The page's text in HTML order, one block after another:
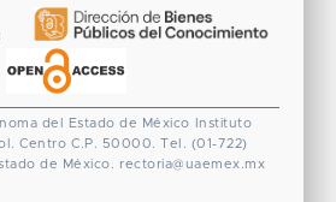
del Estado de México
Instituto
Centro C.P. 50000. Tel. (01-722)
de México. rectoria@uaemex.mx